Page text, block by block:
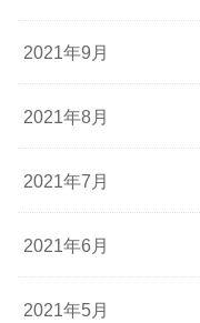
2021年9月
2021年8月
2021年7月
2021年6月
2021年5月